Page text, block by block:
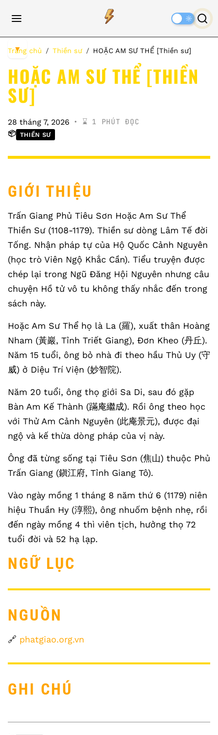
Trang chủ Thiền sư HOẶC AM SƯ THỂ [Thiền sư]
HOẶC AM SƯ THỂ [THIỀN
SƯ]
28 tháng 7, 2026 ⌛️ 1 PHÚT ĐỌC
📦 THIỀN SƯ
GIỚI THIỆU
Trấn Giang Phủ Tiêu Sơn Hoặc Am Sư Thể
Thiền Sư (1108-1179). Thiền sư dòng Lâm Tế đời
Tống. Nhận pháp tự của Hộ Quốc Cảnh Nguyên
(học trò Viên Ngộ Khắc Cần). Tiểu truyện được
chép lại trong Ngũ Đăng Hội Nguyên nhưng câu
chuyện Hồ tử vô tu không thấy nhắc đến trong
sách này.
Hoặc Am Sư Thể họ là La (羅), xuất thân Hoàng
Nham (黃巖, Tỉnh Triết Giang), Đơn Kheo (丹丘).
Năm 15 tuổi, ông bỏ nhà đi theo hầu Thủ Uy (守
威) ở Diệu Trí Viện (妙智院).
Năm 20 tuổi, ông thọ giới Sa Di, sau đó gặp
Bàn Am Kế Thành (蹣庵繼成). Rồi ông theo học
với Thử Am Cảnh Nguyên (此庵景元), được đại
ngộ và kế thừa dòng pháp của vị này.
Ông đã từng sống tại Tiêu Sơn (焦山) thuộc Phủ
Trấn Giang (鎭江府, Tỉnh Giang Tô).
Vào ngày mồng 1 tháng 8 năm thứ 6 (1179) niên
hiệu Thuần Hy (淳熙), ông nhuốm bệnh nhẹ, rồi
đến ngày mồng 4 thì viên tịch, hưởng thọ 72
tuổi đời và 52 hạ lạp.
NGỮ LỤC
NGUỒN
🔗 phatgiao.org.vn
GHI CHÚ
▼